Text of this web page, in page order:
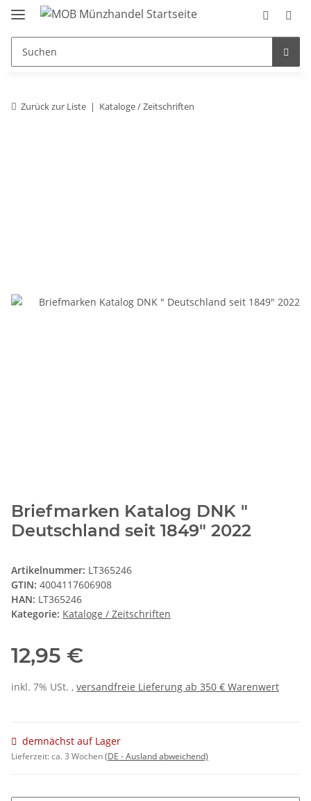
Zurück zur Liste Kataloge / Zeitschriften
Briefmarken Katalog DNK "
Deutschland seit 1849" 2022
Artikelnummer: LT365246
GTIN: 4004117606908
HAN: LT365246
Kategorie: Kataloge / Zeitschriften
12,95 €
inkl. 7% USt. , versandfreie Lieferung ab 350 € Warenwert
demnächst auf Lager
Lieferzeit:ca. 3 Wochen(DE - Ausland abweichend)